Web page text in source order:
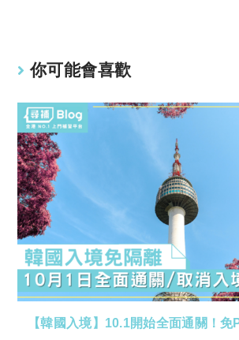
你可能會喜歡
【韓國入境】10.1開始全面通關！